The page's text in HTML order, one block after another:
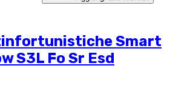
Smart
S3L Fo Sr Esd